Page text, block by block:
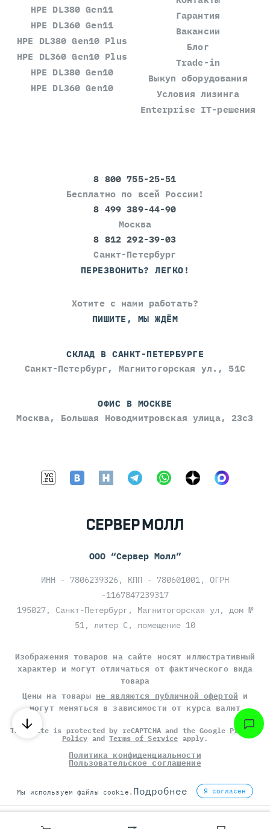
HPE DL380 Gen11
HPE DL360 Gen11
HPE DL380 Gen10 Plus
HPE DL360 Gen10 Plus
HPE DL380 Gen10
HPE DL360 Gen10
Гарантия
Вакансии
Блог
Trade-in
Выкуп оборудования
Условия лизинга
Enterprise IT-решения
8 800 755-25-51
Бесплатно по всей России!
8 499 389-44-90
Москва
8 812 292-39-03
Санкт-Петербург
ПЕРЕЗВОНИТЬ? ЛЕГКО!
Хотите с нами работать?
ПИШИТЕ, МЫ ЖДЁМ
СКЛАД В САНКТ-ПЕТЕРБУРГЕ
Санкт-Петербург, Магнитогорская ул., 51С
ОФИС В МОСКВЕ
Москва, Большая Новодмитровская улица, 23с3
ООО “Сервер Молл”
ИНН - 7806239326, КПП - 780601001, ОГРН
-1167847239317
195027, Санкт-Петербург, Магнитогорская ул, дом №
51, литер С, помещение 10
Изображения товаров на сайте носят иллюстративный
характер и могут отличаться от фактического вида
товара
Цены на товары не являются публичной офертой и
могут меняться в зависимости от курса валют
This site is protected by reCAPTCHA and the Google Privacy
Policy andTerms of Service apply.
Политика конфиденциальности
Пользовательское соглашение
©СЕРВЕР МОЛЛ, 2014-2026
Мы используем файлы cookie. Подробнее Я согласен